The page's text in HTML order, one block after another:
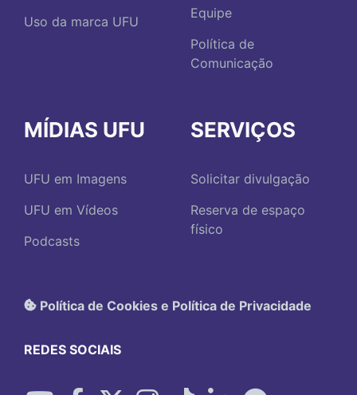
Uso da marca UFU
Equipe
Política de
Comunicação
MÍDIAS UFU
UFU em Imagens
UFU em Vídeos
Podcasts
SERVIÇOS
Solicitar divulgação
Reserva de espaço
físico
Política de Cookies e Política de Privacidade
REDES SOCIAIS